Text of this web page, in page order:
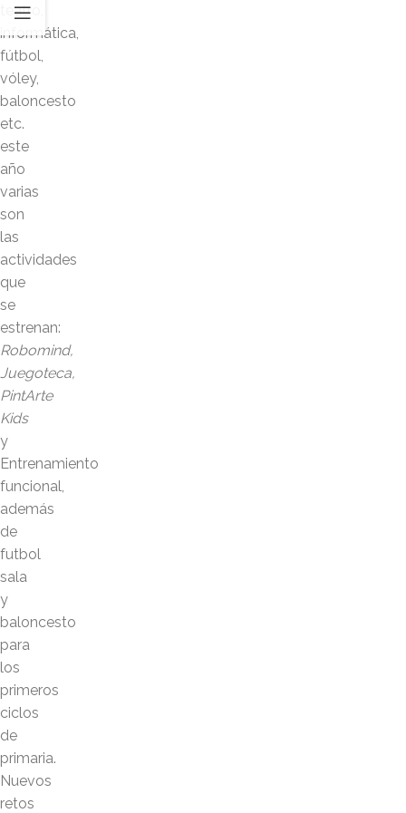
teatro,
informática,
fútbol,
vóley,
baloncesto
etc.
este
año
varias
son
las
actividades
que
se
estrenan:
Robomind,
Juegoteca,
PintArte
Kids
y
Entrenamiento
funcional,
además
de
futbol
sala
y
baloncesto
para
los
primeros
ciclos
de
primaria.
Nuevos
retos